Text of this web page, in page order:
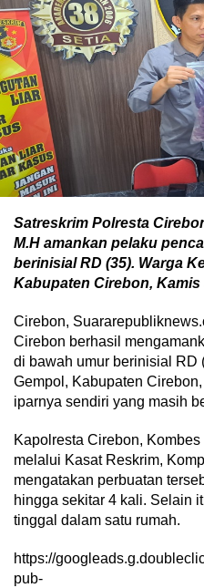
Satreskrim Polresta
M.H amankan pelaku
berinisial RD (35). Warga
Kabupaten Cirebon, Kamis
Cirebon,
Cirebon berhasil
di bawah umur berinisial RD
Gempol, Kabupaten
iparnya sendiri yang masih
Kapolresta Cirebon,
melalui Kasat Reskrim,
mengatakan perbuatan
hingga sekitar 4 kali. Selain
tinggal dalam satu rumah.
https://
pub-